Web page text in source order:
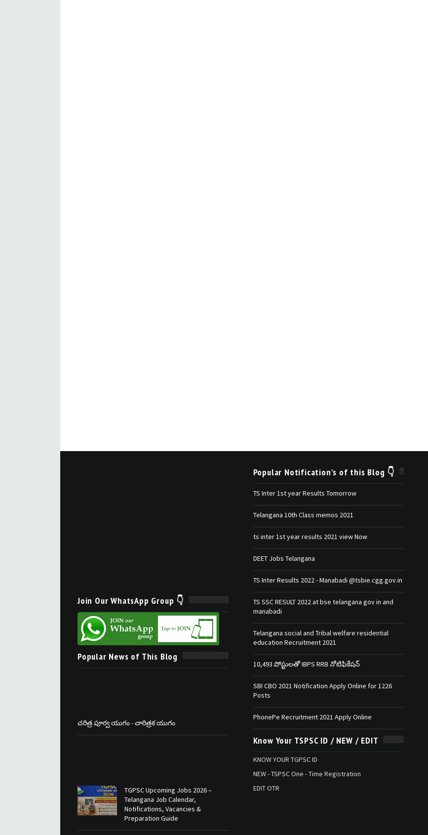
Join Our WhatsApp Group 👇
Popular News of This Blog
చరిత్ర పూర్వ యుగం - చారిత్రక యుగం
TGPSC Upcoming Jobs 2026 –
Telangana Job Calendar,
Notifications, Vacancies &
Preparation Guide
Popular Notification's of this Blog 👇
TS Inter 1st year Results Tomorrow
Telangana 10th Class memos 2021
ts inter 1st year results 2021 view Now
DEET Jobs Telangana
TS Inter Results 2022 - Manabadi @tsbie.cgg.gov.in
TS SSC RESULT 2022 at bse telangana gov in and
manabadi
Telangana social and Tribal welfare residential
education Recruitment 2021
10,493 పోస్టులతో IBPS RRB నోటిఫికేషన్‌
SBI CBO 2021 Notification Apply Online for 1226
Posts
PhonePe Recruitment 2021 Apply Online
Know Your TSPSC ID / NEW / EDIT
KNOW YOUR TGPSC ID
NEW - TSPSC One - Time Registration
EDIT OTR